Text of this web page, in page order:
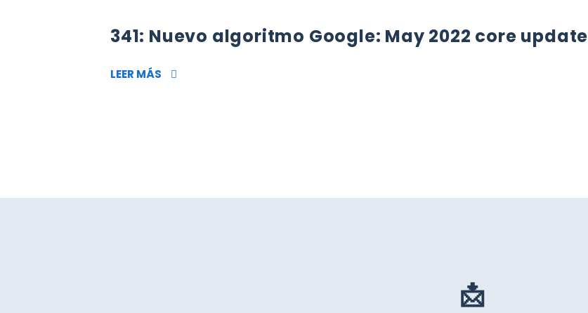
341: Nuevo algoritmo Google: May 2022 core update
LEER MÁS 341: NUEVO ALGORITMO GOOGLE: MAY 2022 CORE UPDATE
📩